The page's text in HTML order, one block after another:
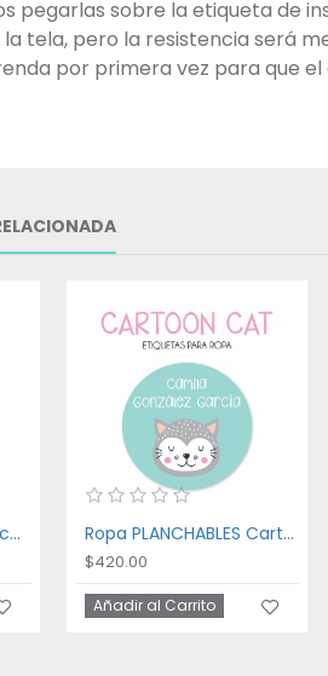
pegarlas sobre la etiqueta de
tela, pero la resistencia será
por primera vez para que
Ropa PLANCHABLES Kitchen Ropa PLANCHABLES Cartoon Cat
$420.00
Añadir al Carrito